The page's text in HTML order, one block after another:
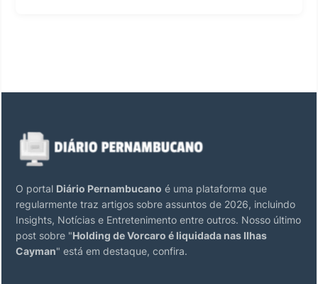
O portal Diário Pernambucano é uma plataforma que
regularmente traz artigos sobre assuntos de 2026, incluindo
Insights, Notícias e Entretenimento entre outros. Nosso último
post sobre "Holding de Vorcaro é liquidada nas Ilhas
Cayman" está em destaque, confira.